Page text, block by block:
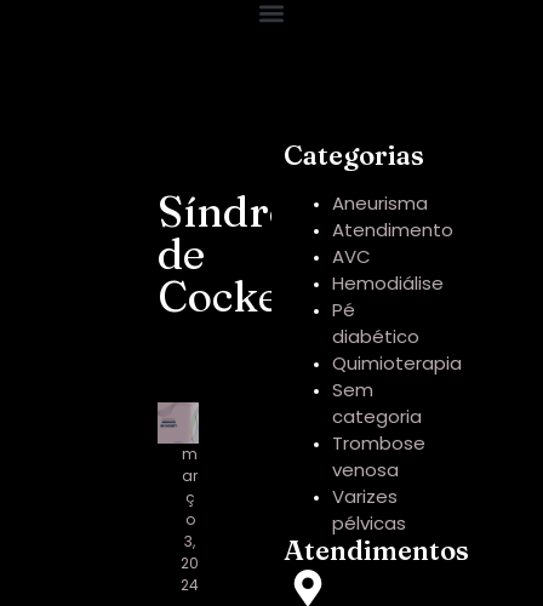
Síndrome
de
Cockett
m
ar
ç
o
3,
20
24
Categorias
Aneurisma
Atendimento
AVC
Hemodiálise
Pé
diabético
Quimioterapia
Sem
categoria
Trombose
venosa
Varizes
pélvicas
Atendimentos